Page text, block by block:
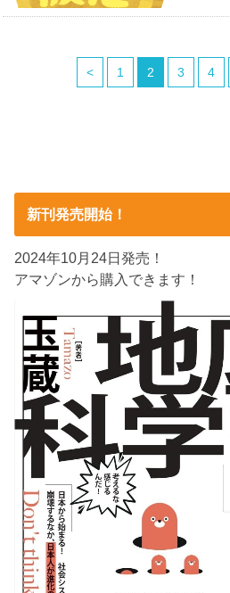
< 1 2 3 4
新刊発売開始！
2024年10月24日発売！
アマゾンから購入できます！